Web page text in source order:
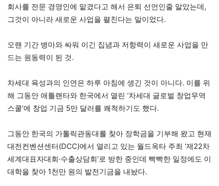
회사를 전문 경영인에 맡겼다고 해서 은퇴 선언인줄 알았는데,
그것이 아니라 새로운 사업을 펼친다는 말이었다.
오랜 기간 병마와 싸워 이긴 집념과 저항력이 새로운 사업을 만
드는 원동력이 된 것.
차세대 육성과의 인연은 하루 아침에 생긴 것이 아니다. 이를 위
해 그동안 애틀랜타와 한국에서 열린 ‘차세대 글로벌 창업무역
스쿨’에 창업 기금 5만 달러를 쾌척하기도 했다.
그동안 한국의 가톨릭관동대를 찾아 장학금을 기부해 왔고 현재
대전컨벤션센터(DCC)에서 열리고 있는 월드옥타 주최 ‘제22차
세계대표자대회·수출상담회’로 방한 중인데 빡빡한 일정에도 이
대학을 찾아 1천만 원의 발전기금을 내놨다.